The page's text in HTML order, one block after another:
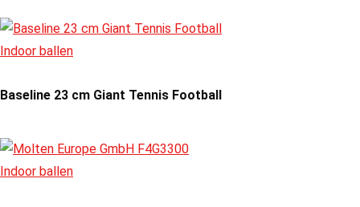
Indoor ballen
Baseline 23 cm Giant Tennis Football
Indoor ballen